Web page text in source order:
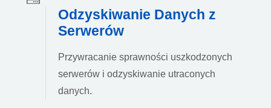
Odzyskiwanie Danych z
Serwerów
Przywracanie sprawności uszkodzonych
serwerów i odzyskiwanie utraconych
danych.